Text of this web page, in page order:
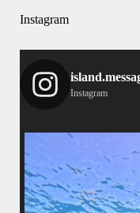
Instagram
Instagram
ア
最近投稿できてませんで
マ体験ダイビング&シュノ